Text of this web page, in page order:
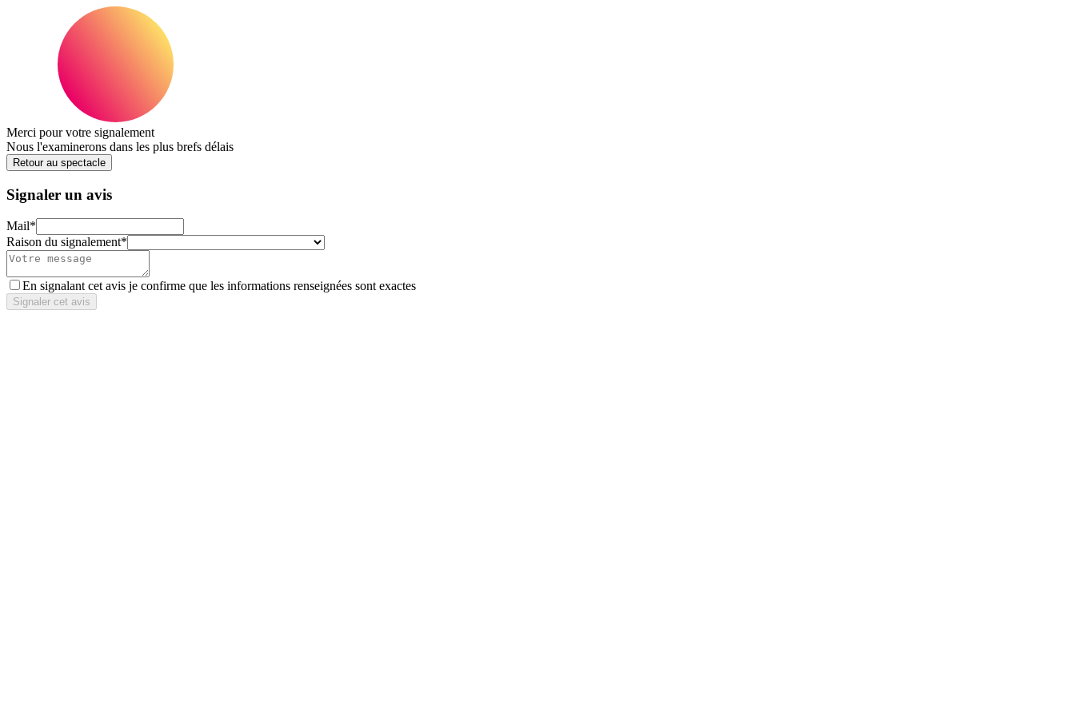
Merci pour votre signalement
Nous l'examinerons dans les plus brefs délais
Retour au spectacle
Signaler un avis
Mail*
Raison du signalement*
En signalant cet avis je confirme que les informations renseignées sont exactes
Signaler cet avis